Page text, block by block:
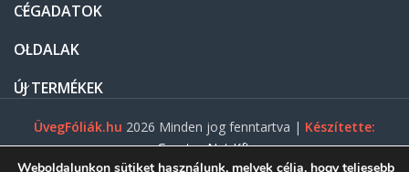
CÉGADATOK
OLDALAK
ÚJ TERMÉKEK
ÜvegFóliák.hu 2026 Minden jog fenntartva | Készítette:
Gasztro Net Kft.
Weboldalunkon sütiket használunk, melyek célja, hogy teljesebb